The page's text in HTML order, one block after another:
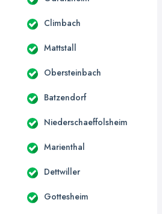
Climbach
Mattstall
Obersteinbach
Batzendorf
Niederschaeffolsheim
Marienthal
Dettwiller
Gottesheim